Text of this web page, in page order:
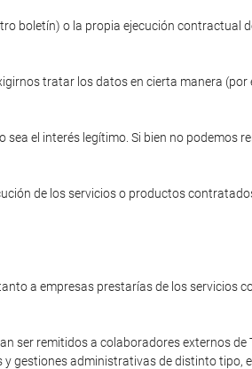
boletín) o la propia ejecución contractual
tratar los datos en cierta manera (por
el interés legítimo. Si bien no podemos
de los servicios o productos
a empresas prestarías de los servicios
ser remitidos a colaboradores externos de
gestiones administrativas de distinto tipo,